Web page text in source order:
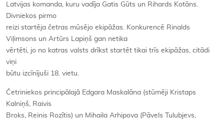
Latvijas komanda, kuru vadīja Gatis Gūts un Rihards Kotāns.
Divniekos pirmo
reizi startēja četras mūsējo ekipāžas. Konkurencē Rinalds
Viļimsons un Artūrs Lapiņš gan netika
vērtēti, jo no katras valsts drīkst startēt tikai trīs ekipāžas, citādi
viņi
būtu izcīnījuši 18. vietu.
Četriniekos principālajā Edgara Maskalāna (stūmēji Kristaps
Kalniņš, Raivis
Broks, Reinis Rozītis) un Mihaila Arhipova (Pāvels Tulubjevs,